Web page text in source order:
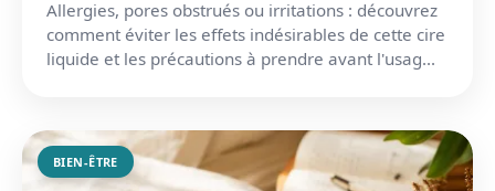
Allergies, pores obstrués ou irritations : découvrez
comment éviter les effets indésirables de cette cire
liquide et les précautions à prendre avant l'usag...
BIEN-ÊTRE